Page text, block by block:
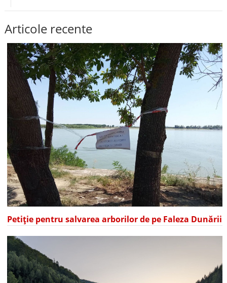
Articole recente
Petiție pentru salvarea arborilor de pe Faleza Dunării